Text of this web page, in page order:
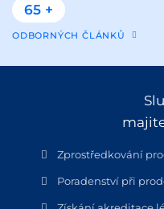
65 +
ODBORNÝCH ČLÁNKŮ
Zprostředkování
Poradenství při